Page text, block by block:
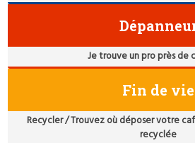
Je trouve un pro près de
Fin de vie
Recycler / Trouvez où déposer votre
recyclée